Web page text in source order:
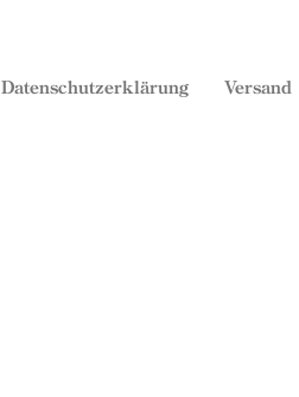
Datenschutzerklärung Versand